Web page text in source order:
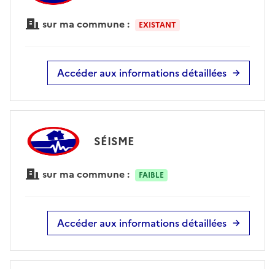
sur ma commune : EXISTANT
Accéder aux informations détaillées
SÉISME
sur ma commune : FAIBLE
Accéder aux informations détaillées